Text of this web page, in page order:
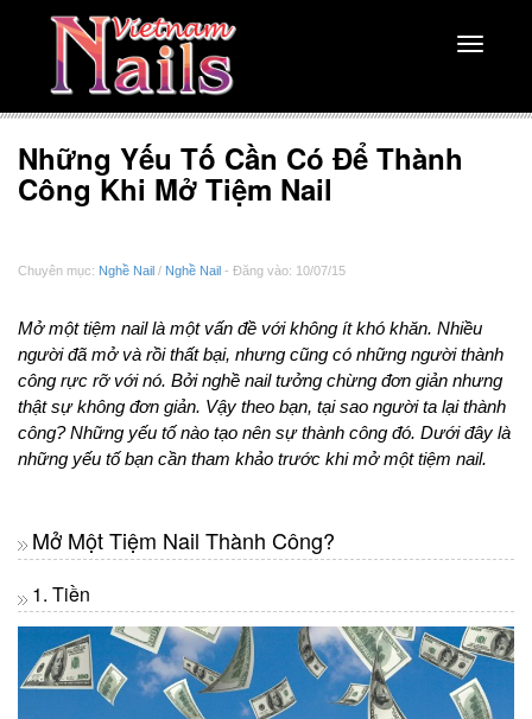
Toggle
Những Yếu Tố Cần Có Để Thành
Công Khi Mở Tiệm Nail
Chuyên mục: Nghề Nail / Nghề Nail - Đăng vào: 10/07/15
Mở một tiệm nail là một vấn đề với không ít khó khăn. Nhiều
người đã mở và rồi thất bại, nhưng cũng có những người thành
công rực rỡ với nó. Bởi nghề nail tưởng chừng đơn giản nhưng
thật sự không đơn giản. Vậy theo bạn, tại sao người ta lại thành
công? Những yếu tố nào tạo nên sự thành công đó. Dưới đây là
những yếu tố bạn cần tham khảo trước khi mở một tiệm nail.
Mở Một Tiệm Nail Thành Công?
1. Tiền